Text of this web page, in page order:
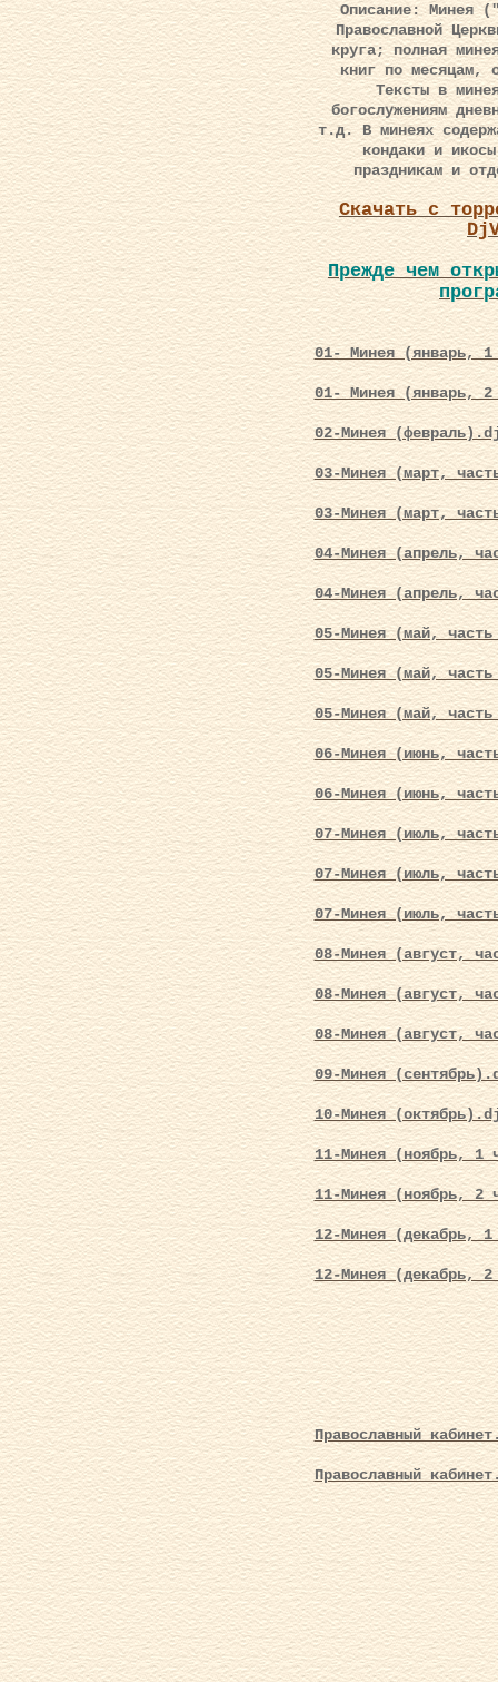
Описание: Минея
Православной
круга; полная
книг по месяцам,
Тексты в
богослужениям
т.д. В минеях
кондаки и
праздникам и
Скачать с
Прежде чем
01- Минея (январь,
01- Минея (январь,
02-Минея
03-Минея (март,
03-Минея (март,
04-Минея (апрель,
04-Минея (апрель,
05-Минея (май,
05-Минея (май,
05-Минея (май,
06-Минея (июнь,
06-Минея (июнь,
07-Минея (июль,
07-Минея (июль,
07-Минея (июль,
08-Минея (август,
08-Минея (август,
08-Минея (август,
09-Минея
10-Минея
11-Минея (ноябрь, 1
11-Минея (ноябрь, 2
12-Минея (декабрь,
12-Минея (декабрь,
Православный
Православный